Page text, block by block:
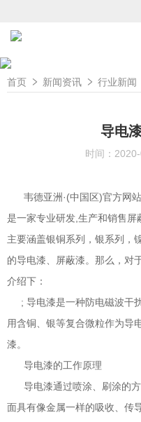
首页 新闻资讯 行业新闻
导电
时间：
 韦德亚洲·(中国区)官
是一家专业研发,生产和销售
主要涵盖银铜系列，银系列，
的导电漆、屏蔽漆。那么，对
介绍下：
; 导电漆是一种防电磁
用含铜、银等复合微粒作为导电
漆。
导电漆的工作原理
导电漆通过喷涂、刷涂的方
面具有像金属一样的吸收、传导